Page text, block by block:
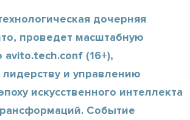
дочерняя
проведет масштабную
(16+),
и управлению
искусственного интеллекта
Событие